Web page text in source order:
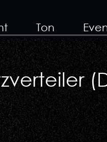
Ton